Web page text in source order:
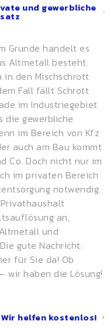
und gewerbliche
Grunde handelt es
Altmetall besteht.
den Mischschrott
Fall fällt Schrott
im Industriegebiet
die gewerbliche
im Bereich von Kfz
auch am Bau kommt
Co. Doch nicht nur im
im privaten Bereich
notwendig.
an,
und
gute Nachricht:
für Sie da! Ob
wir haben die Lösung!
helfen kostenlos!